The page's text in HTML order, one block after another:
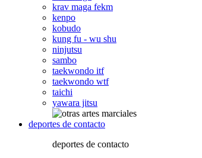
krav maga fekm
kenpo
kobudo
kung fu - wu shu
ninjutsu
sambo
taekwondo itf
taekwondo wtf
taichi
yawara jitsu
deportes de contacto
deportes de contacto